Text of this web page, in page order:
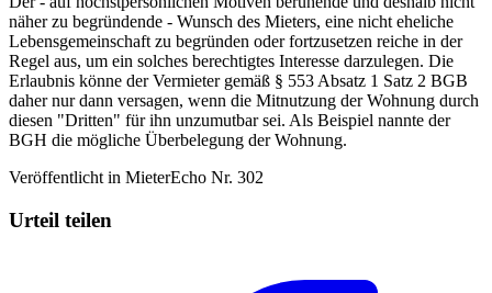
näher zu begründende - Wunsch des Mieters, eine nicht eheliche
Lebensgemeinschaft zu begründen oder fortzusetzen reiche in der
Regel aus, um ein solches berechtigtes Interesse darzulegen. Die
Erlaubnis könne der Vermieter gemäß § 553 Absatz 1 Satz 2 BGB
daher nur dann versagen, wenn die Mitnutzung der Wohnung durch
diesen "Dritten" für ihn unzumutbar sei. Als Beispiel nannte der
BGH die mögliche Überbelegung der Wohnung.
Veröffentlicht in MieterEcho Nr. 302
Urteil teilen